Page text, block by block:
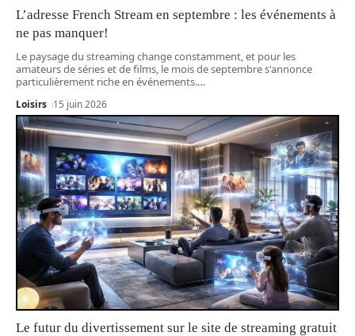
L’adresse French Stream en septembre : les événements à
ne pas manquer!
Le paysage du streaming change constamment, et pour les
amateurs de séries et de films, le mois de septembre s'annonce
particulièrement riche en événements.…
Loisirs 15 juin 2026
Le futur du divertissement sur le site de streaming gratuit